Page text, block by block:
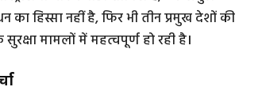
का हिस्सा नहीं है, फिर भी तीन प्रमुख देशों की
मामलों में महत्वपूर्ण हो रही है।